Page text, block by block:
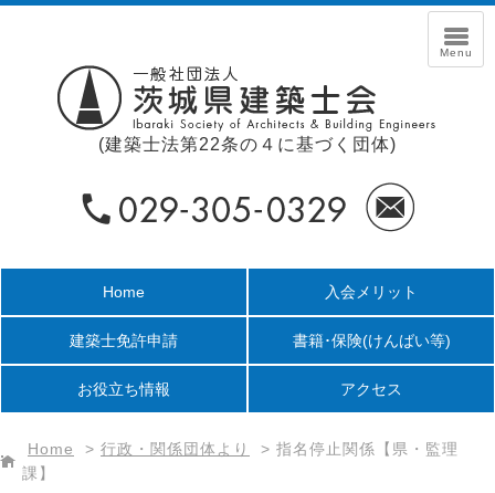
(建築士法第22条の４に基づく団体)
Home 入会メリット
建築士免許申請 書籍･保険(けんばい等)
お役立ち情報 アクセス
Home > 行政・関係団体より > 指名停止関係【県・監理
課】